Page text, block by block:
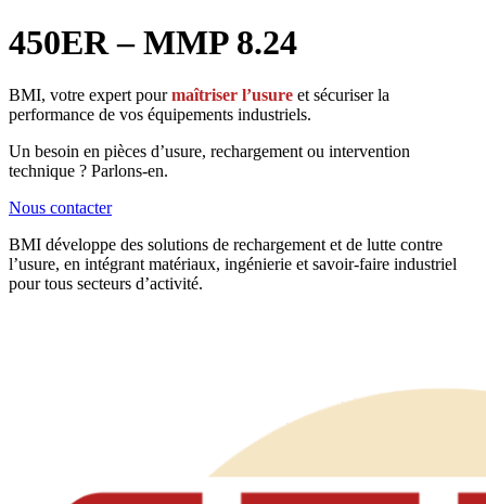
450ER – MMP 8.24
BMI, votre expert pourmaîtriser l’usure et sécuriser la
performance de vos équipements industriels.
Un besoin en pièces d’usure, rechargement ou intervention
technique ? Parlons-en.
Nous contacter
BMI développe des solutions de rechargement et de lutte contre
l’usure, en intégrant matériaux, ingénierie et savoir-faire industriel
pour tous secteurs d’activité.